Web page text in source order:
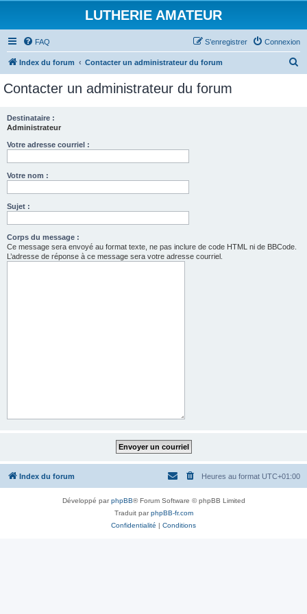
LUTHERIE AMATEUR
FAQ Connexion
S’enregistrer
Index du forum Contacter un administrateur du forum
Contacter un administrateur du forum
Destinataire :
Administrateur
Votre adresse courriel :
Votre nom :
Sujet :
Corps du message :
Ce message sera envoyé au format texte, ne pas inclure de code HTML ni de BBCode.
L’adresse de réponse à ce message sera votre adresse courriel.
Index du forum Heures au format UTC+01:00
Développé parphpBB® Forum Software © phpBB Limited
Traduit parphpBB-fr.com
Confidentialité | Conditions